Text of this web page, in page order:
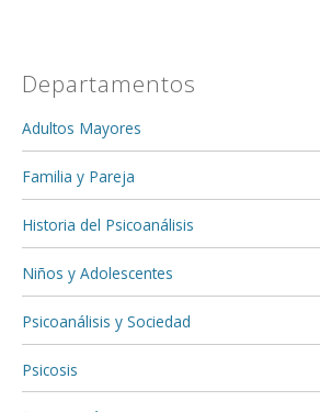
Departamentos
Adultos Mayores
Familia y Pareja
Historia del Psicoanálisis
Niños y Adolescentes
Psicoanálisis y Sociedad
Psicosis